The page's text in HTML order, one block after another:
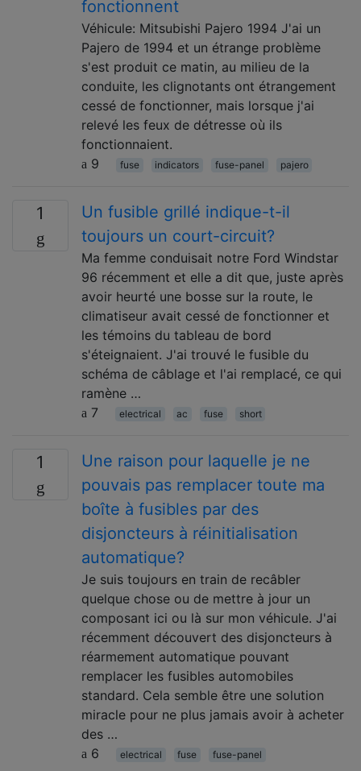
fonctionnent
Véhicule: Mitsubishi Pajero 1994 J'ai un
Pajero de 1994 et un étrange problème
s'est produit ce matin, au milieu de la
conduite, les clignotants ont étrangement
cessé de fonctionner, mais lorsque j'ai
relevé les feux de détresse où ils
fonctionnaient.
9
fuse indicators fuse-panel pajero
1
Un fusible grillé indique-t-il
toujours un court-circuit?
Ma femme conduisait notre Ford Windstar
96 récemment et elle a dit que, juste après
avoir heurté une bosse sur la route, le
climatiseur avait cessé de fonctionner et
les témoins du tableau de bord
s'éteignaient. J'ai trouvé le fusible du
schéma de câblage et l'ai remplacé, ce qui
ramène …
7
electrical ac fuse short
1
Une raison pour laquelle je ne
pouvais pas remplacer toute ma
boîte à fusibles par des
disjoncteurs à réinitialisation
automatique?
Je suis toujours en train de recâbler
quelque chose ou de mettre à jour un
composant ici ou là sur mon véhicule. J'ai
récemment découvert des disjoncteurs à
réarmement automatique pouvant
remplacer les fusibles automobiles
standard. Cela semble être une solution
miracle pour ne plus jamais avoir à acheter
des …
6
electrical fuse fuse-panel